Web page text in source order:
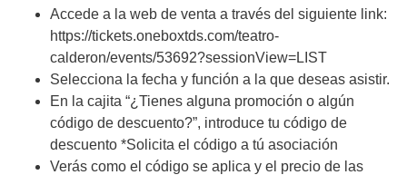
Accede a la web de venta a través del siguiente link:
https://tickets.oneboxtds.com/teatro-
calderon/events/53692?sessionView=LIST
Selecciona la fecha y función a la que deseas asistir.
En la cajita “¿Tienes alguna promoción o algún
código de descuento?”, introduce tu código de
descuento *Solicita el código a tú asociación
Verás como el código se aplica y el precio de las